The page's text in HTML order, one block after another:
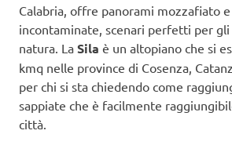
Calabria, offre panorami mozzafiato
incontaminate, scenari perfetti per
natura. La Sila è un altopiano che si
kmq nelle province di Cosenza,
per chi si sta chiedendo come
sappiate che è facilmente
città.